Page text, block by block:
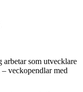
arbetar som utvecklare
veckopendlar med